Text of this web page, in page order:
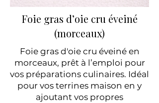
Foie gras d’oie cru éveiné
(morceaux)
Foie gras d'oie cru éveiné en
morceaux, prêt à l’emploi pour
vos préparations culinaires. Idéal
pour vos terrines maison en y
ajoutant vos propres